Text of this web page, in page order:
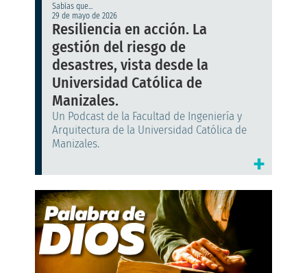
Sabías que...
29 de mayo de 2026
Resiliencia en acción. La
gestión del riesgo de
desastres, vista desde la
Universidad Católica de
Manizales.
Un Podcast de la Facultad de Ingeniería y
Arquitectura de la Universidad Católica de
Manizales.
+